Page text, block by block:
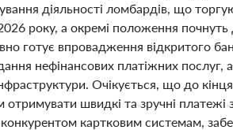
діяльності ломбардів, що
року, а окремі положення почнуть
готує впровадження відкритого
нефінансових платіжних послуг, а
Очікується, що до кінця
швидкі та зручні платежі
картковим системам,